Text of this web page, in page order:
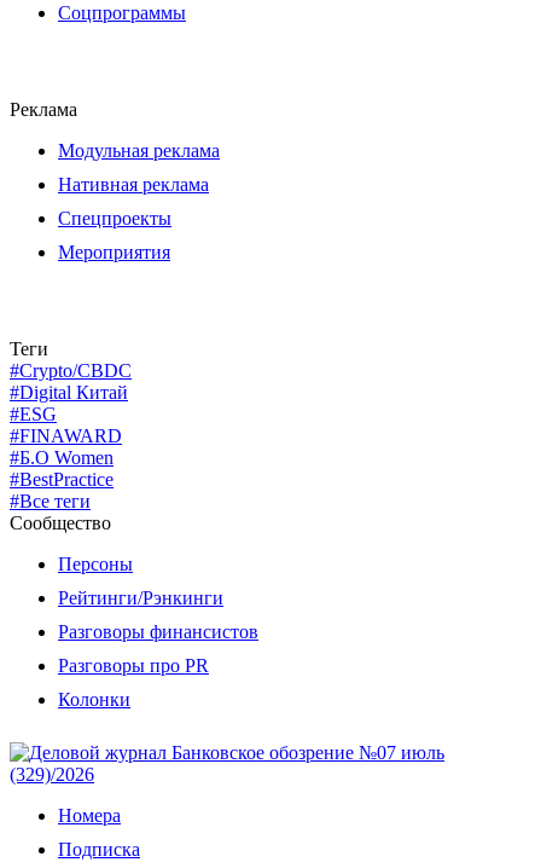
Соцпрограммы
Реклама
Модульная реклама
Нативная реклама
Спецпроекты
Мероприятия
Теги
#Crypto/CBDC
#Digital Китай
#ESG
#FINAWARD
#Б.О Women
#BestPractice
#Все теги
Сообщество
Персоны
Рейтинги/Рэнкинги
Разговоры финансистов
Разговоры про PR
Колонки
Номера
Подписка